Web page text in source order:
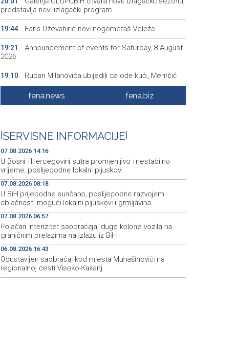
predstavlja novi izlagački program
19:44 Faris Dževahirić novi nogometaš Veleža
19:21
Announcement of events for Saturday, 8 August
2026
19:10
Rudari Milanovića ubijedili da ode kući, Memčić
se već ponovo vratio u jamu 'Raspotočje'
Sarajevo Film Festival presents Kinoscope and
19:00 Najave događaja za 8. 8. 2026. godine (subota)
fena.news fena.biz
SERVISNE INFORMACIJE|
07.08.2026 14:16
U Bosni i Hercegovini sutra promjenljivo i nestabilno
vrijeme, poslijepodne lokalni pljuskovi
07.08.2026 08:18
U BiH prijepodne sunčano, poslijepodne razvojem
oblačnosti mogući lokalni pljuskovi i grmljavina
07.08.2026 06:57
Pojačan intenzitet saobraćaja, duge kolone vozila na
graničnim prelazima na izlazu iz BiH
06.08.2026 16:43
Obustavljen saobraćaj kod mjesta Muhašinovići na
regionalnoj cesti Visoko-Kakanj